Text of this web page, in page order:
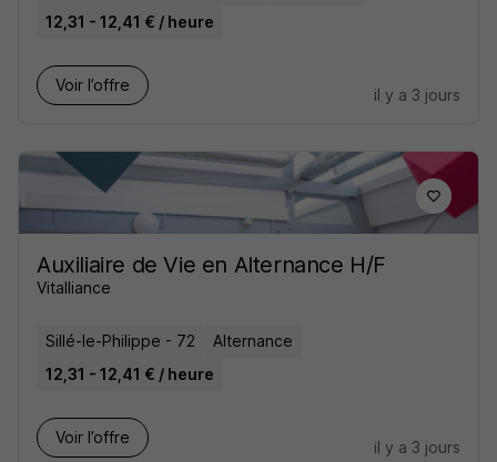
12,31 - 12,41 € / heure
Voir l’offre
il y a 3 jours
Auxiliaire de Vie en Alternance H/F
Vitalliance
Sillé-le-Philippe - 72
Alternance
12,31 - 12,41 € / heure
Voir l’offre
il y a 3 jours